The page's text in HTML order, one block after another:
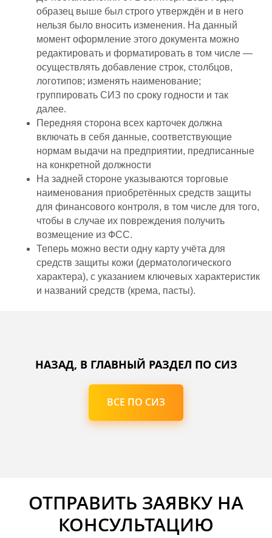
образец выше был строго утверждён и в него
нельзя было вносить изменения. На данный
момент оформление этого документа можно
редактировать и форматировать в том числе —
осуществлять добавление строк, столбцов,
логотипов; изменять наименование;
группировать СИЗ по сроку годности и так
далее.
Передняя сторона всех карточек должна
включать в себя данные, соответствующие
нормам выдачи на предприятии, предписанные
на конкретной должности
На задней стороне указываются торговые
наименования приобретённых средств защиты
для финансового контроля, в том числе для того,
чтобы в случае их повреждения получить
возмещение из ФСС.
Теперь можно вести одну карту учёта для
средств защиты кожи (дерматологического
характера), с указанием ключевых характеристик
и названий средств (крема, пасты).
НАЗАД, В ГЛАВНЫЙ РАЗДЕЛ ПО СИЗ
ВСЕ ПО СИЗ
ОТПРАВИТЬ ЗАЯВКУ НА
КОНСУЛЬТАЦИЮ